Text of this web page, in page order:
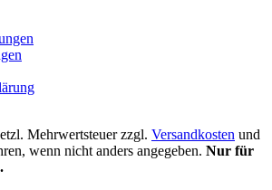
Mehrwertsteuer zzgl. Versandkosten und
wenn nicht anders angegeben. Nur für